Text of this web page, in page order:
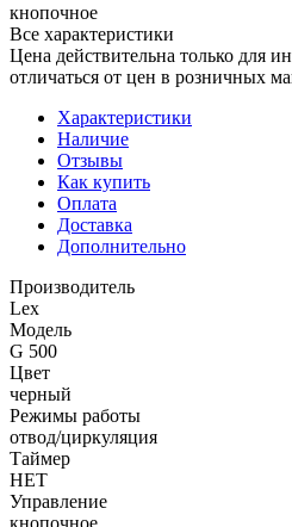
кнопочное
Все характеристики
Цена действительна только для
отличаться от цен в розничных
Характеристики
Наличие
Отзывы
Как купить
Оплата
Доставка
Дополнительно
Производитель
Lex
Модель
G 500
Цвет
черный
Режимы работы
отвод/циркуляция
Таймер
НЕТ
Управление
кнопочное